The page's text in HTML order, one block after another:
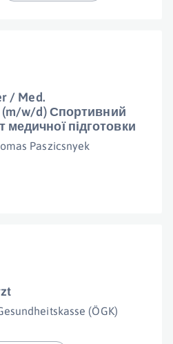
/ Med.
(m/w/d) Спортивний
медичної підготовки
Paszicsnyek
(ÖGK)